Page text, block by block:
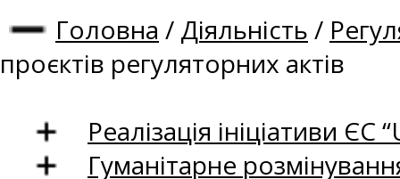
Головна / Діяльність /
проєктів регуляторних актів
Реалізація ініціативи ЄС
Гуманітарне